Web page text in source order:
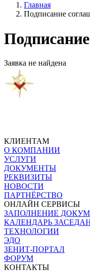
Главная
Подписание
Заявка не найдена
КЛИЕНТАМ
О КОМПАНИИ
УСЛУГИ
ДОКУМЕНТЫ
РЕКВИЗИТЫ
НОВОСТИ
ПАРТНЁРСТВО
ОНЛАЙН СЕРВИСЫ
ЗАПОЛНЕНИЕ
КАЛЕНДАРЬ
ТЕХНОЛОГИИ
ЭДО
ЗЕНИТ-ПОРТАЛ
ФОРУМ
КОНТАКТЫ